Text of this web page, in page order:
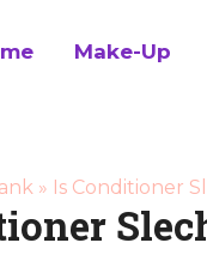
Make-Up
» Is Conditioner